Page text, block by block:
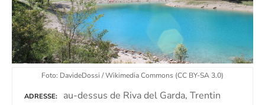
Foto: DavideDossi / Wikimedia Commons (CC BY-SA 3.0)
ADRESSE au-dessus de Riva del Garda, Trentin